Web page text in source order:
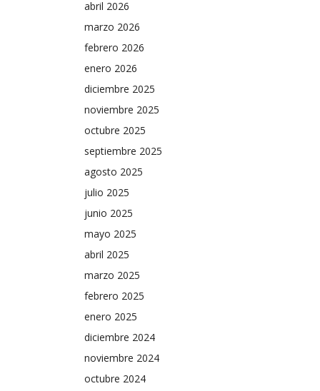
“Cuando un pueblo reconoce su historia, defiende sus
Por consiguiente, augura con optimismo la Presidenta
y Comandanta Claudia Sheinbaum Pardo: ¡México no
larga, muy larga noche triste de gobiernos oligárquicos
y reacios al bienestar compartido.
abril 2026
marzo 2026
febrero 2026
enero 2026
diciembre 2025
noviembre 2025
octubre 2025
septiembre 2025
agosto 2025
julio 2025
junio 2025
mayo 2025
abril 2025
marzo 2025
febrero 2025
enero 2025
diciembre 2024
noviembre 2024
octubre 2024